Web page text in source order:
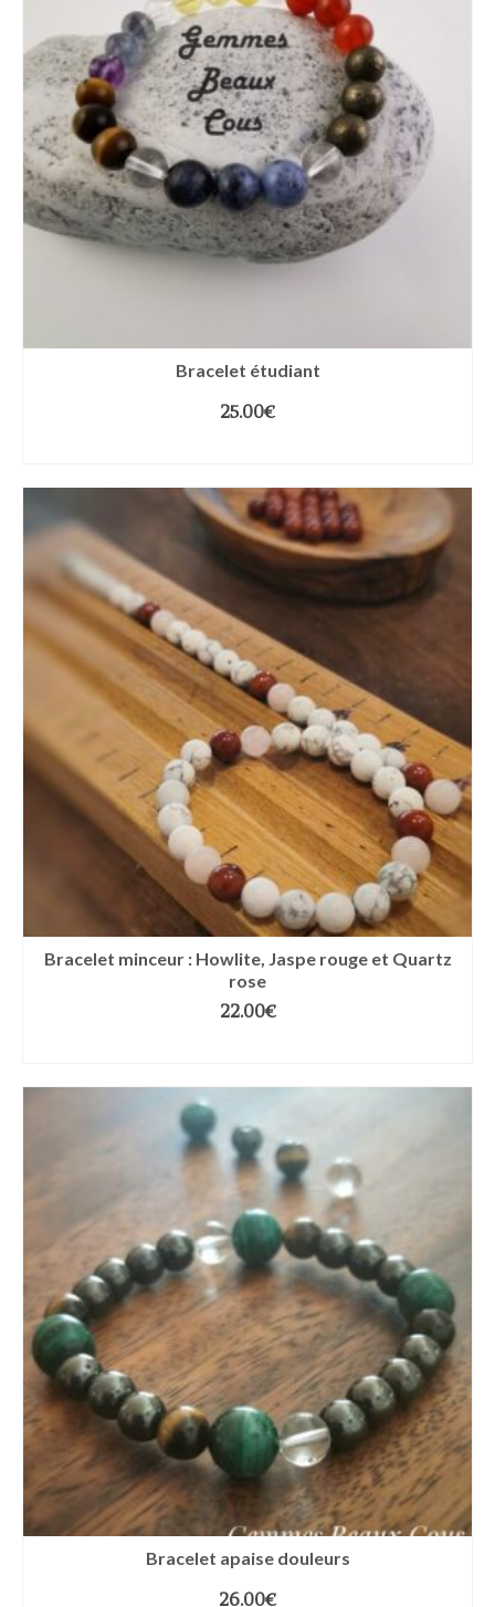
Bracelet étudiant
25.00€
Bracelet minceur : Howlite, Jaspe rouge et Quartz
rose
22.00€
Bracelet apaise douleurs
26.00€